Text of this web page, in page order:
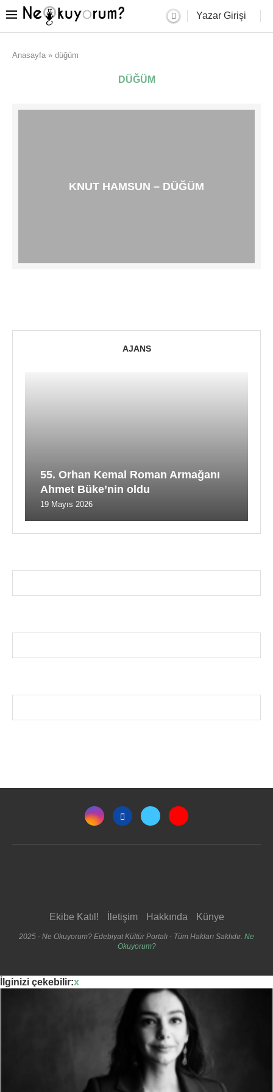
Yazar Girişi
Anasayfa » düğüm
DÜĞÜM
KNUT HAMSUN – DÜĞÜM
AJANS
55. Orhan Kemal Roman Armağanı
Ahmet Büke’nin oldu
19 Mayıs 2026
Ekibe Katıl! İletişim Hakkında Künye
2025 - Ne Okuyorum? Edebiyat Kültür Portalı - Tüm Hakları Saklıdır. Ne
Okuyorum?
İlginizi çekebilir:x